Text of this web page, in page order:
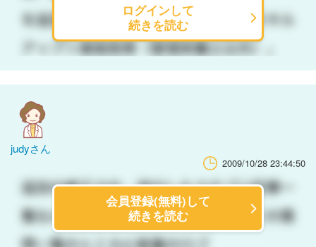
ログインして
続きを読む
judyさん
2009/10/28 23:44:50
会員登録(無料)して
続きを読む